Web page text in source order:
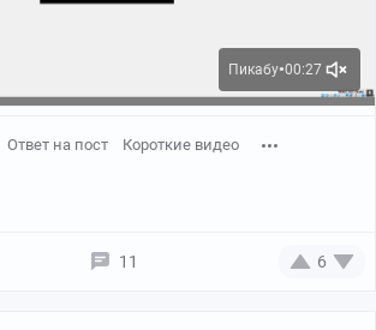
Пикабу●00:27
Ответ на пост Короткие видео
11 6